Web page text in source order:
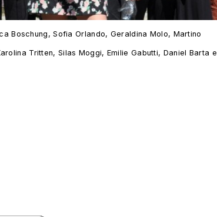
Boschung, Sofia Orlando, Geraldina Molo, Martino
Tritten, Silas Moggi, Emilie Gabutti, Daniel Barta e